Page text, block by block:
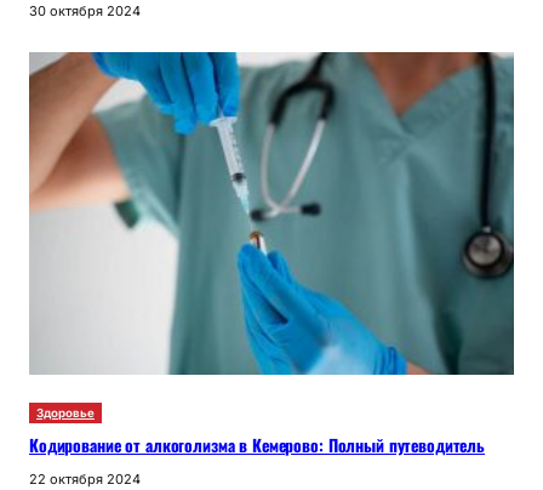
30 октября 2024
Здоровье
Кодирование от алкоголизма в Кемерово: Полный путеводитель
22 октября 2024